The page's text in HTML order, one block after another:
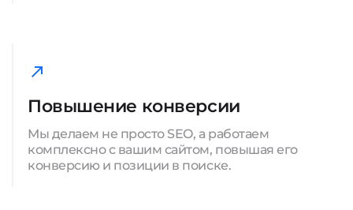
Повышение конверсии
Мы делаем не просто SEO, а работаем
комплексно с вашим сайтом, повышая его
конверсию и позиции в поиске.